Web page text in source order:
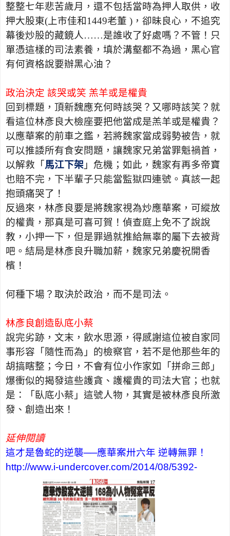
整整七年悲苦歲月，還不包括當時為押人取供，收
押大股東( 上市佳和1449老董 ) ，卻昧良心，不追究
幕後炒股的藏鏡人……是誰收了好處嗎？不管！只
單憑這樣的司法素養，填於溝壑都不為過，黑心官
有何資格說要辦黑心油？
政治決定 該哭或笑 羔羊或是權貴
回到標題，頂新魏應充何時該哭？又哪時該笑？就
看這位林彥良大檢座要把他當成是羔羊或是權貴？
以應華案的前車之鑑，若將魏家當成弱勢被告，就
可以推諉所有食安問題，讓魏家兄弟當罪魁禍首，
以解救「馬江下架 」危機；如此，魏家有再多帝寶
也賠不完，下半輩子只能當監獄四連號。真該一起
抱頭痛哭了！
反過來，林彥良要是將魏家視為炒應華案，可縱放
的權貴，那真是可喜可賀！偵查庭上免不了說說
教，小押一下，但是罪過就推給無辜的屬下去被背
吧。結局是林彥良升職加薪，魏家兄弟慶祝開香
檳！
何種下場？取決於政治，而不是司法。
林彥良創造臥底小蔡
說完劣跡，文末，飲水思源，得感謝這位被自家同
事形容「隨性而為」的檢察官，若不是他那些年的
胡搞瞎整；今日，不會有位小作家如「拼命三郎」
爆衝似的揭發這些護貪、護權貴的司法大官；也就
是：「臥底小蔡」這號人物，其實是被林彥良所激
發、創造出來！
延伸閱讀
這才是魯蛇的逆襲──應華案卅六年 逆轉無罪！
http://www.i-undercover.com/2014/08/5392-